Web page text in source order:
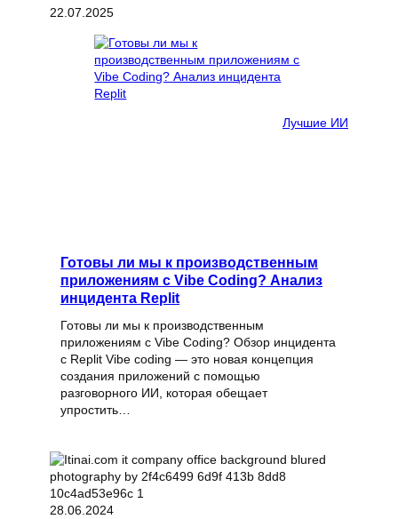
22.07.2025
Лучшие ИИ
Готовы ли мы к производственным
приложениям с Vibe Coding? Анализ
инцидента Replit
Готовы ли мы к производственным
приложениям с Vibe Coding? Обзор инцидента
с Replit Vibe coding — это новая концепция
создания приложений с помощью
разговорного ИИ, которая обещает
упростить…
28.06.2024